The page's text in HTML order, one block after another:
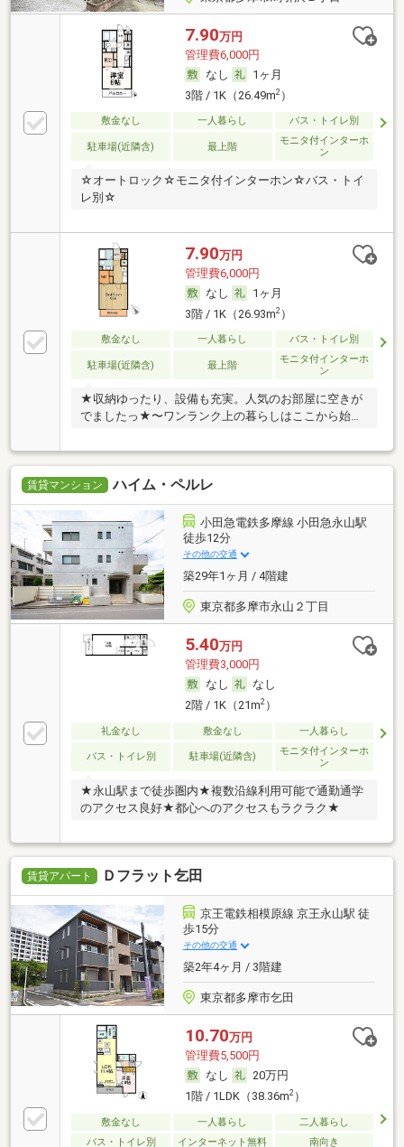
7.90万円
管理費6,000円
なし
1ヶ月
3階 / 1K（26.49m2）
敷金なし 一人暮らし バス・トイレ別
駐車場(近隣含) 最上階
モニタ付インターホ
ン
☆オートロック☆モニタ付インターホン☆バス・トイ
レ別☆
7.90万円
管理費6,000円
なし
1ヶ月
3階 / 1K（26.93m2）
敷金なし 一人暮らし バス・トイレ別
駐車場(近隣含) 最上階
モニタ付インターホ
ン
★収納ゆったり、設備も充実。人気のお部屋に空きが
でましたっ★〜ワンランク上の暮らしはここから始ま
賃貸マンション ハイム・ペルレ
小田急電鉄多摩線 小田急永山駅
徒歩12分
その他の交通
築29年1ヶ月 / 4階建
東京都多摩市永山２丁目
5.40万円
管理費3,000円
なし
なし
2階 / 1K（21m2）
礼金なし 敷金なし 一人暮らし
バス・トイレ別 駐車場(近隣含)
モニタ付インターホ
ン
★永山駅まで徒歩圏内★複数沿線利用可能で通勤通学
のアクセス良好★都心へのアクセスもラクラク★
賃貸アパート Ｄフラット乞田
京王電鉄相模原線 京王永山駅 徒
歩15分
その他の交通
築2年4ヶ月 / 3階建
東京都多摩市乞田
10.70万円
管理費5,500円
なし
20万円
1階 / 1LDK（38.36m2）
敷金なし 一人暮らし
二人暮らし
バス・トイレ別
インターネット無料 南向き